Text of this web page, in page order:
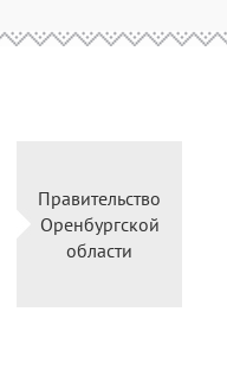
Правительство
Оренбургской
области